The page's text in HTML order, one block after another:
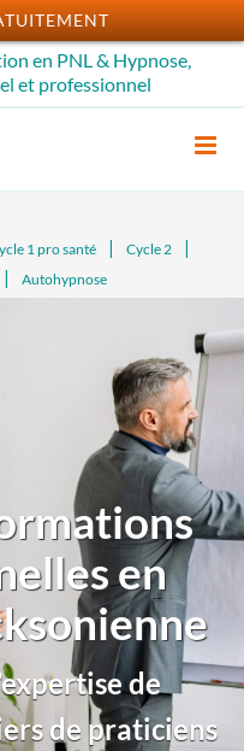
en PNL & Hypnose,
et professionnel
1 pro santé
Cycle 2
Autohypnose
en
de
de praticiens